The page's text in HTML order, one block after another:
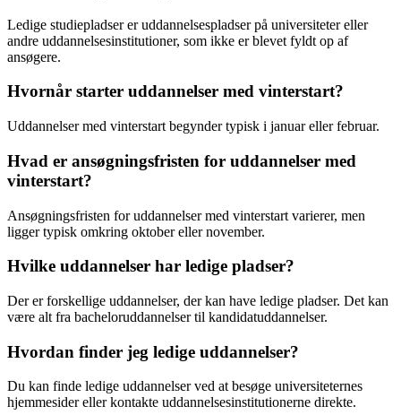
Ledige studiepladser er uddannelsespladser på universiteter eller
andre uddannelsesinstitutioner, som ikke er blevet fyldt op af
ansøgere.
Hvornår starter uddannelser med vinterstart?
Uddannelser med vinterstart begynder typisk i januar eller februar.
Hvad er ansøgningsfristen for uddannelser med
vinterstart?
Ansøgningsfristen for uddannelser med vinterstart varierer, men
ligger typisk omkring oktober eller november.
Hvilke uddannelser har ledige pladser?
Der er forskellige uddannelser, der kan have ledige pladser. Det kan
være alt fra bacheloruddannelser til kandidatuddannelser.
Hvordan finder jeg ledige uddannelser?
Du kan finde ledige uddannelser ved at besøge universiteternes
hjemmesider eller kontakte uddannelsesinstitutionerne direkte.